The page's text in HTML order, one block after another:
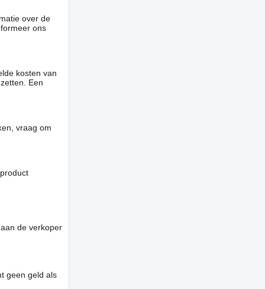
over de
ons
kosten van
Een
vraag om
de verkoper
geen geld als